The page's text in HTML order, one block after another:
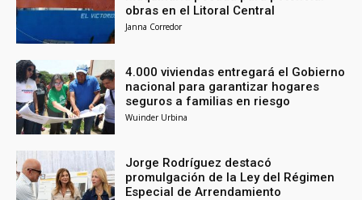
obras en el Litoral Central
Janna Corredor
4.000 viviendas entregará el Gobierno
nacional para garantizar hogares
seguros a familias en riesgo
Wuinder Urbina
Jorge Rodríguez destacó
promulgación de la Ley del Régimen
Especial de Arrendamiento